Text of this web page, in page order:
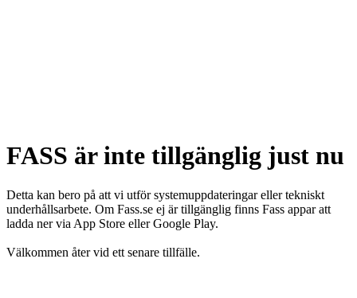
FASS är inte tillgänglig just nu
Detta kan bero på att vi utför systemuppdateringar eller tekniskt
underhållsarbete. Om Fass.se ej är tillgänglig finns Fass appar att
ladda ner via App Store eller Google Play.
Välkommen åter vid ett senare tillfälle.